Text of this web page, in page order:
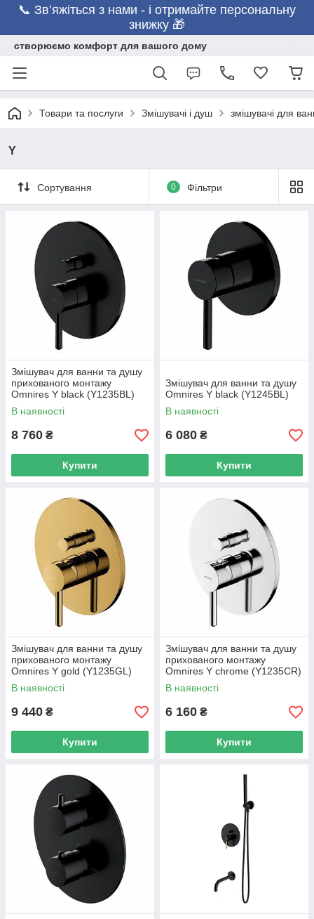
📞 Зв’яжіться з нами - і отримайте персональну
знижку 🎁
створюємо комфорт для вашого дому
Товари та послуги Змішувачі і душ змішувачі для
Y
Сортування 0 Фільтри
Змішувач для ванни та душу
прихованого монтажу
Omnires Y black (Y1235BL)
В наявності
8 760 ₴
Купити
Змішувач для ванни та душу
Omnires Y black (Y1245BL)
В наявності
6 080 ₴
Купити
Змішувач для ванни та душу
прихованого монтажу
Omnires Y gold (Y1235GL)
В наявності
9 440 ₴
Купити
Змішувач для ванни та душу
прихованого монтажу
Omnires Y chrome (Y1235CR)
В наявності
6 160 ₴
Купити